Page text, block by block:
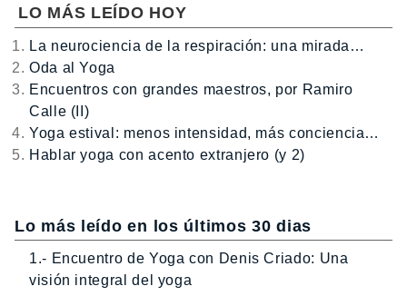
LO MÁS LEÍDO HOY
La neurociencia de la respiración: una mirada…
Oda al Yoga
Encuentros con grandes maestros, por Ramiro
Calle (II)
Yoga estival: menos intensidad, más conciencia…
Hablar yoga con acento extranjero (y 2)
Lo más leído en los últimos 30 dias
1.- Encuentro de Yoga con Denis Criado: Una
visión integral del yoga